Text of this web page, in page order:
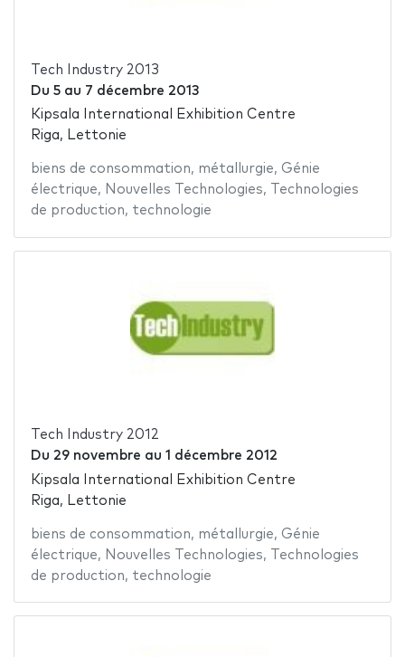
Tech Industry 2013
Du 5au 7 décembre 2013
Kipsala International Exhibition Centre
Riga, Lettonie
biens de consommation, métallurgie, Génie
électrique, Nouvelles Technologies,
Technologies
de production, technologie
Tech Industry 2012
Du 29 novembre au 1 décembre 2012
Kipsala International Exhibition Centre
Riga, Lettonie
biens de consommation, métallurgie, Génie
électrique, Nouvelles Technologies,
Technologies
de production, technologie